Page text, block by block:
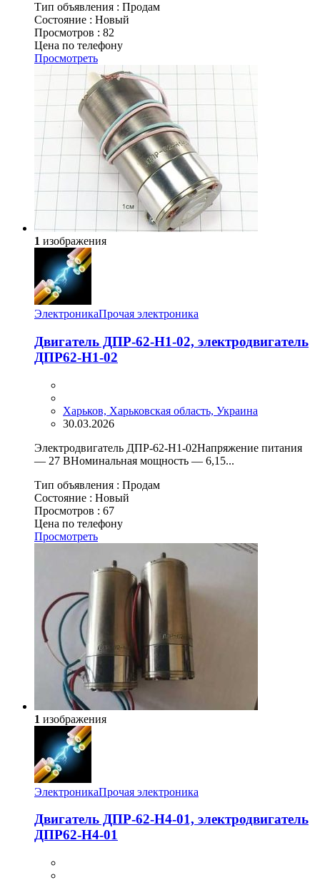
Тип объявления : Продам
Состояние : Новый
Просмотров : 82
Цена по телефону
Просмотреть
1 изображения
ЭлектроникаПрочая электроника
Двигатель ДПР-62-Н1-02, электродвигатель
ДПР62-Н1-02
Харьков, Харьковская область, Украина
30.03.2026
Электродвигатель ДПР-62-Н1-02Напряжение питания
— 27 ВНоминальная мощность — 6,15...
Тип объявления : Продам
Состояние : Новый
Просмотров : 67
Цена по телефону
Просмотреть
1 изображения
ЭлектроникаПрочая электроника
Двигатель ДПР-62-Н4-01, электродвигатель
ДПР62-Н4-01